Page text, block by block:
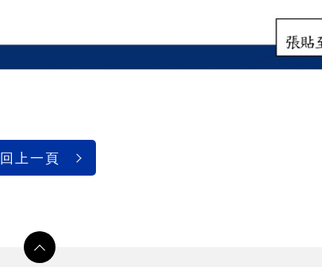
回上一頁